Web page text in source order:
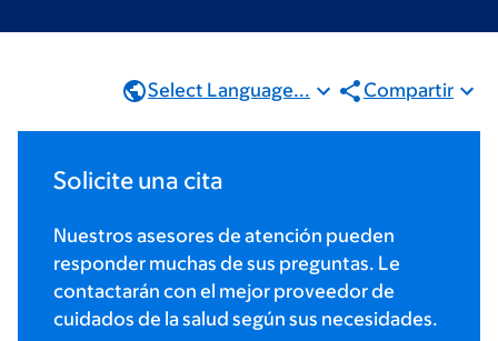
Select Language... Compartir
Solicite una cita
Nuestros asesores de atención pueden
responder muchas de sus preguntas. Le
contactarán con el mejor proveedor de
cuidados de la salud según sus necesidades.